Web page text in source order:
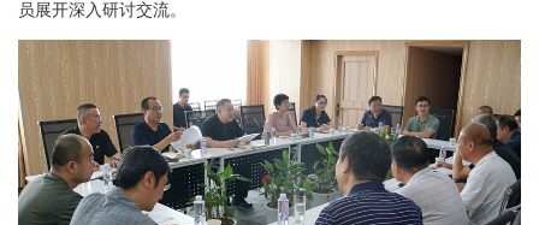
员展开深入研讨交流。